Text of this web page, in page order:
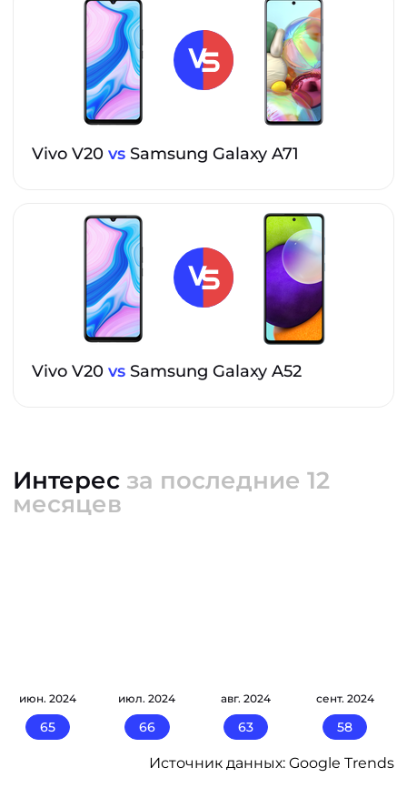
Vivo V20 vs Samsung Galaxy A71
Vivo V20 vs Samsung Galaxy A52
Интерес за последние 12
месяцев
июн. 2024
65
июл. 2024
66
авг. 2024
63
сент. 2024
58
Источник данных: Google Trends